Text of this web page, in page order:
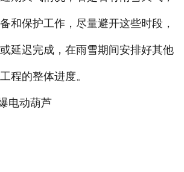
和保护工作，尽量避开这些时段，
延迟完成，在雨雪期间安排好其他
程的整体进度。